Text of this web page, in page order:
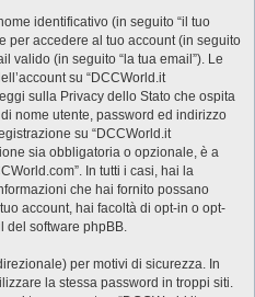
identificativo (in seguito “il tuo
per accedere al tuo account (in seguito
valido (in seguito “la tua email”). Le
su “DCCWorld.it
sulla Privacy dello Stato che ospita
nome utente, password ed indirizzo
su “DCCWorld.it
sia obbligatoria o opzionale, è a
In tutti i casi, hai la
che hai fornito possano
account, hai facoltà di opt-in o opt-
del software phpBB.
per motivi di sicurezza. In
la stessa password in troppi siti.